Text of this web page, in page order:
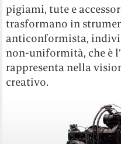
pigiami, tute e
trasformano in
anticonformista,
non-uniformità, che è
rappresenta nella
creativo.